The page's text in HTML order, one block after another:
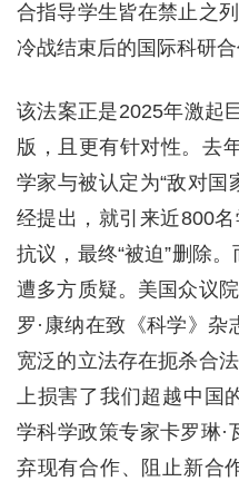
合指导学生皆在禁止之
冷战结束后的国际科研合
该法案正是2025年激起
版，且更有针对性。去
学家与被认定为“敌对国
经提出，就引来近800
抗议，最终“被迫”删除
遭多方质疑。美国众议
罗·康纳在致《科学》杂
宽泛的立法存在扼杀合
上损害了我们超越中国
学科学政策专家卡罗琳·
弃现有合作、阻止新合